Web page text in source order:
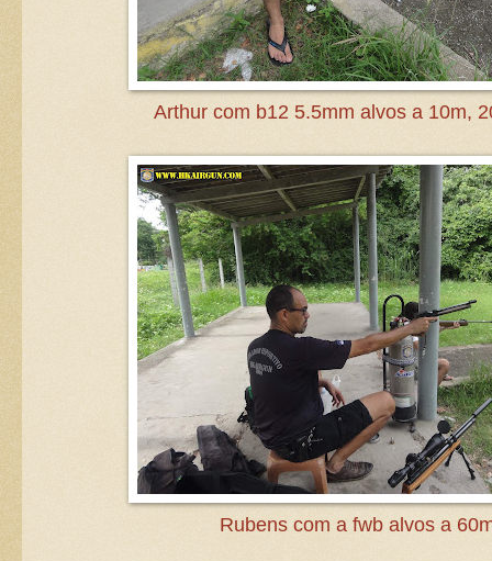
Arthur com b12 5.5mm alvos a 10m,
Rubens com a fwb alvos a